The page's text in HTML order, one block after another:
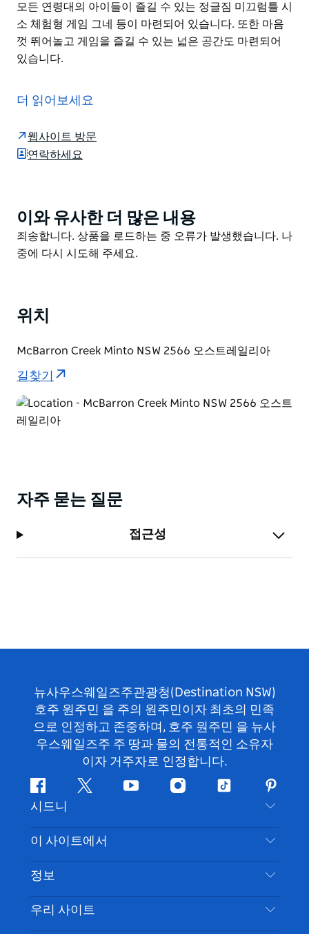
모든 연령대의 아이들이 즐길 수 있는 정글짐 미끄럼틀 시
소 체험형 게임 그네 등이 마련되어 있습니다. 또한 마음
껏 뛰어놀고 게임을 즐길 수 있는 넓은 공간도 마련되어
있습니다.
과 자연 애호가 모두에게 인기 있는 곳입니다.
연을 느껴보세요. 울창한 멸종 위기 삼림 지대에 둘러싸인
졸졸 흐르는 시냇물을 건너 공원 깊숙이 들어서면 도시에
오랜 산책 후에는 공원 곳곳에 마련된 그늘진 테이블이나
의자에 앉아 휴식을 취하세요. 아름다운 숲을 감상하며 가
족 친구들과 함께 바비큐 파티를 즐길 수도 있습니다.
공간도 마련되어 있습니다.
더 읽어보세요
웹사이트 방문
연락하세요
Product
List
이와 유사한 더 많은 내용
Product
List
죄송합니다. 상품을 로드하는 중 오류가 발생했습니다. 나
중에 다시 시도해 주세요.
위치
McBarron Creek Minto NSW 2566 오스트레일리아
길찾기
자주 묻는 질문
접근성
뉴사우스웨일즈주관광청(Destination NSW)
호주 원주민 을 주의 원주민이자 최초의 민족
으로 인정하고 존중하며, 호주 원주민 을 뉴사
우스웨일즈주 주 땅과 물의 전통적인 소유자
이자 거주자로 인정합니다.
페
이
스
북
지
귀
다
유
브
인
타
램
틱
핀
터
레
스
트
시드니
문의하기
부인 성명
쿠키 고지
이 사이트에서
목적지
할 일
정보
여행 정보
시드니 접근성
우리 사이트